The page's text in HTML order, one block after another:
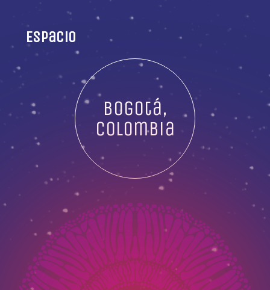
Espacio
Bogotá,
Colombia